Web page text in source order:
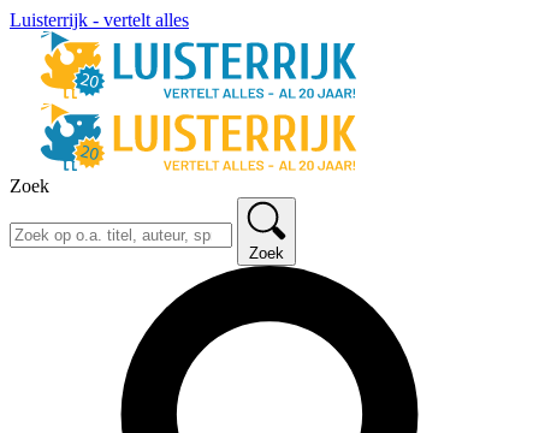
Luisterrijk - vertelt alles
Zoek
Zoek